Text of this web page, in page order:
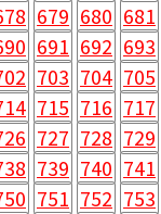
679 680 681
691 692 693
703 704 705
715 716 717
727 728 729
739 740 741
751 752 753